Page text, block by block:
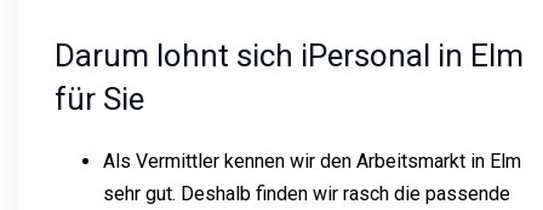
Darum lohnt sich iPersonal in Elm
für Sie
Als Vermittler kennen wir den Arbeitsmarkt in Elm
sehr gut. Deshalb finden wir rasch die passende